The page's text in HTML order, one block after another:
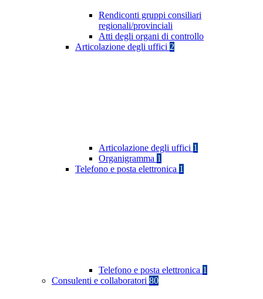
Rendiconti gruppi consiliari
regionali/provinciali
Atti degli organi di controllo
Articolazione degli uffici 2
Articolazione degli uffici 1
Organigramma 1
Telefono e posta elettronica 1
Telefono e posta elettronica 1
Consulenti e collaboratori 80